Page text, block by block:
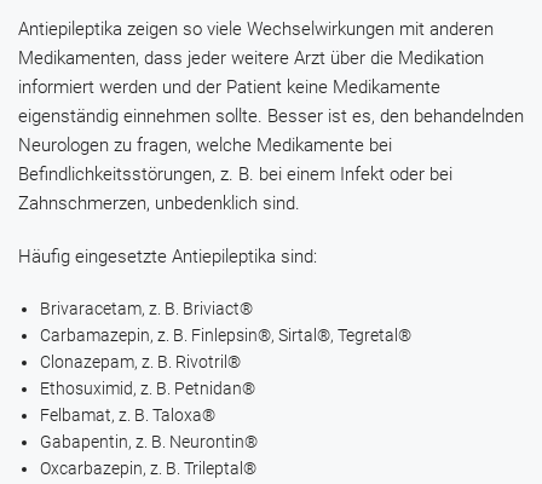
Antiepileptika zeigen so viele Wechselwirkungen mit anderen
Medikamenten, dass jeder weitere Arzt über die Medikation
informiert werden und der Patient keine Medikamente
eigenständig einnehmen sollte. Besser ist es, den behandelnden
Neurologen zu fragen, welche Medikamente bei
Befindlichkeitsstörungen, z. B. bei einem Infekt oder bei
Zahnschmerzen, unbedenklich sind.
Häufig eingesetzte Antiepileptika sind:
Brivaracetam, z. B. Briviact®
Carbamazepin, z. B. Finlepsin®, Sirtal®, Tegretal®
Clonazepam, z. B. Rivotril®
Ethosuximid, z. B. Petnidan®
Felbamat, z. B. Taloxa®
Gabapentin, z. B. Neurontin®
Oxcarbazepin, z. B. Trileptal®